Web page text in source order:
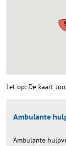
Let op: De kaart
Ambulante
Ambulante